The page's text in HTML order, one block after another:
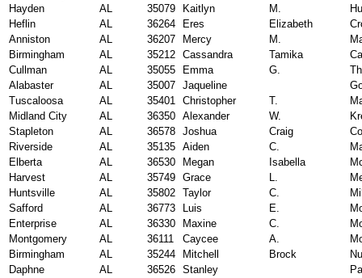
Hayden
AL 35079 Kaitlyn M.
Heflin
AL 36264 Eres Elizabeth
Anniston
AL 36207 Mercy M.
Birmingham
AL 35212 Cassandra Tamika
Cullman
AL 35055 Emma G.
Alabaster
AL 35007 Jaqueline
Tuscaloosa
AL 35401 Christopher T.
Midland City
AL 36350 Alexander W.
Stapleton
AL 36578 Joshua Craig
Riverside
AL 35135 Aiden C.
Elberta
AL 36530 Megan Isabella
Harvest
AL 35749 Grace L.
Huntsville
AL 35802 Taylor C.
Safford
AL 36773 Luis E.
Enterprise
AL 36330 Maxine C.
Montgomery
AL 36111 Caycee A.
Birmingham
AL 35244 Mitchell Brock
Daphne
AL 36526 Stanley